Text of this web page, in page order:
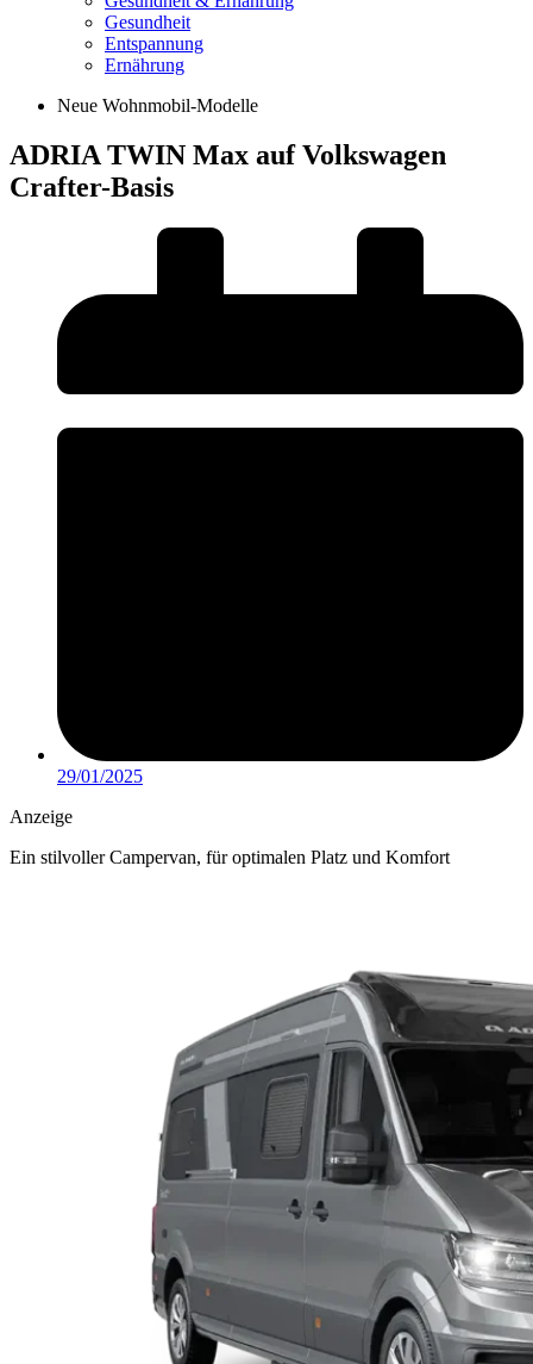
Gesundheit
Entspannung
Ernährung
Neue Wohnmobil-Modelle
ADRIA TWIN Max auf Volkswagen
Crafter-Basis
29/01/2025
Anzeige
Ein stilvoller Campervan, für optimalen Platz und Komfort